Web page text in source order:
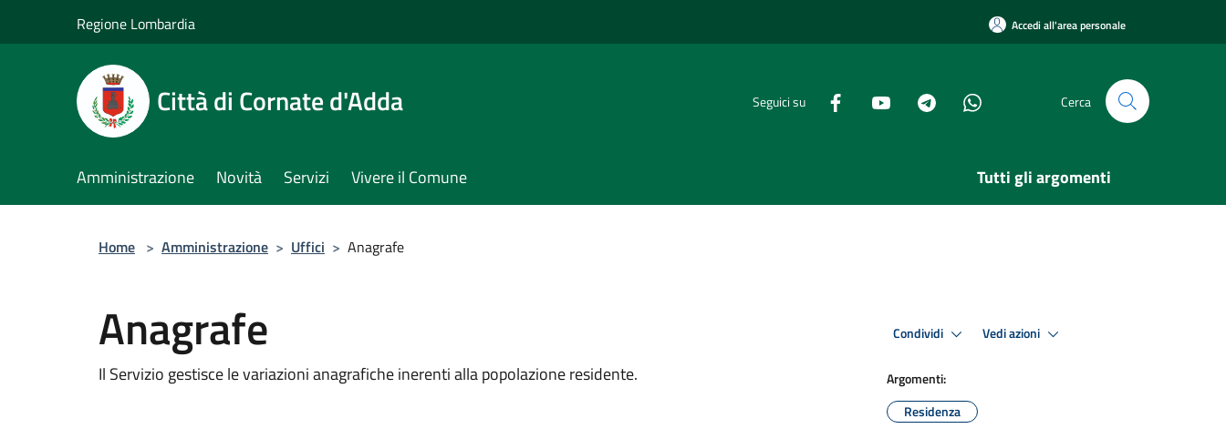
Regione Lombardia Accedi all'area personale
Città di Cornate d'Adda Seguici su Cerca
Amministrazione Novità Servizi Vivere il Comune Tutti gli argomenti
Home > Amministrazione > Uffici > Anagrafe
Anagrafe
Il Servizio gestisce le variazioni anagrafiche inerenti alla popolazione residente.
Condividi Vedi azioni
Argomenti:
Residenza